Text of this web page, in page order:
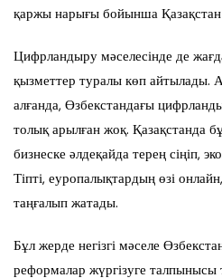
қаржы нарығы бойынша Қазақстан
Цифрландыру мәселесінде де
қызметтер туралы көп айтылады.
алғанда, Өзбекстандағы
толық арылған жоқ. Қазақстанда
бизнеске әлдеқайда терең сіңіп,
Тіпті, еуропалықтардың өзі
таңғалып жатады.
Бұл жерде негізгі мәселе
реформалар жүргізуге талпынысы